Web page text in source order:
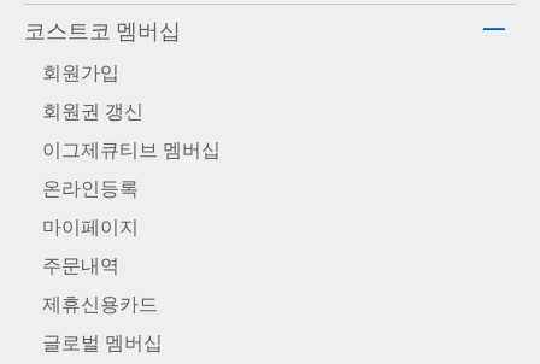
코스트코 멤버십
회원가입
회원권 갱신
이그제큐티브 멤버십
온라인등록
마이페이지
주문내역
제휴신용카드
글로벌 멤버십